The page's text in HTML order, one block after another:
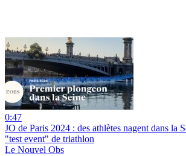
0:47
JO de Paris 2024 : des athlètes nagent dans la
"test event" de triathlon
Le Nouvel Obs